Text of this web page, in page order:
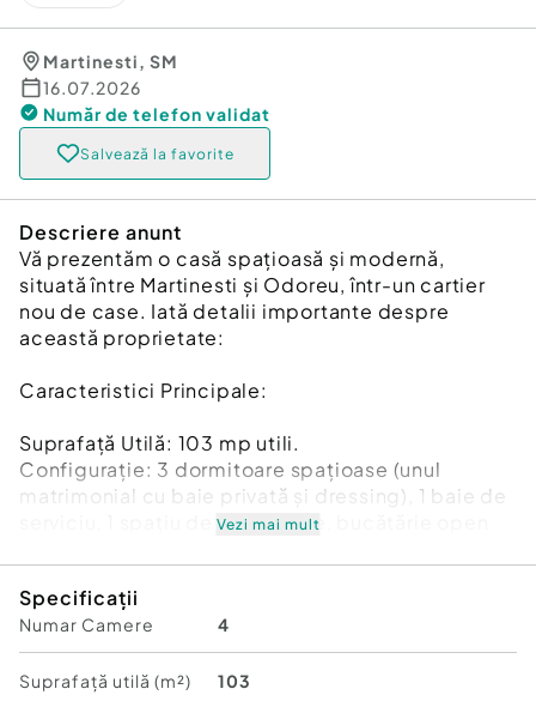
Martinesti, SM
16.07.2026
Număr de telefon validat
Salvează la favorite
Descriere anunt
Vă prezentăm o casă spațioasă și modernă,
situată între Martinesti și Odoreu, într-un cartier
nou de case. Iată detalii importante despre
această proprietate:
Caracteristici Principale:
Suprafață Utilă: 103 mp utili.
Configurație: 3 dormitoare spațioase (unul
matrimonial cu baie privată și dressing), 1 baie de
serviciu, 1 spațiu de depozitare, bucătărie open
apă, canalizare, curent, conectate până în casă.
Construcție Solidă: Realizată din cărămidă, izolată
cu izolație de 15 cm, cu acoperiș învelit în țiglă.
Teren: Amplasată pe un teren de 420 mp,
Vezi mai mult
Specificații
Numar Camere 4
Suprafață utilă (m²) 103